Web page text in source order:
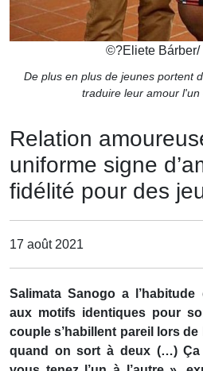
©?Eliete Bárber/
De plus en plus de jeunes portent
traduire leur amour l'un
Relation
uniforme signe
fidélité pour des
17 août 2021
Salimata Sanogo a
aux motifs identiques pour
couple s’habillent pareil lors
quand on sort à deux (…)